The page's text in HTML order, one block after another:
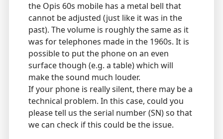
the Opis 60s mobile has a metal bell that
cannot be adjusted (just like it was in the
past). The volume is roughly the same as it
was for telephones made in the 1960s. It is
possible to put the phone on an even
surface though (e.g. a table) which will
make the sound much louder.
If your phone is really silent, there may be a
technical problem. In this case, could you
please tell us the serial number (SN) so that
we can check if this could be the issue.